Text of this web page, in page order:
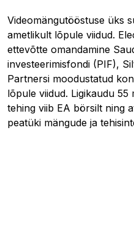
Videomängutööstuse üks
ametlikult lõpule viidud.
ettevõtte omandamine
investeerimisfondi (PIF),
Partnersi moodustatud
lõpule viidud. Ligikaudu
tehing viib EA börsilt ning
peatüki mängude ja